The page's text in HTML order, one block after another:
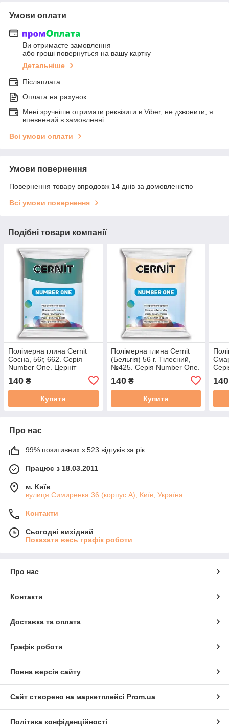
Умови оплати
Ви отримаєте замовлення
або гроші повернуться на вашу картку
Детальніше
Післяплата
Оплата на рахунок
Мені зручніше отримати реквізити в Viber, не дзвонити, я
впевнений в замовленні
Всі умови оплати
Умови повернення
Повернення товару впродовж 14 днів за домовленістю
Всі умови повернення
Подібні товари компанії
Полімерна глина Cernit
Сосна, 56г, 662. Серія
Number One. Церніт
140 ₴
Купити
Полімерна глина Cernit
(Бельгія) 56 г. Тілесний,
№425. Серія Number One.
140₴
Купити
140
Про нас
99% позитивних з 523 відгуків за рік
Працює з 18.03.2011
м. Київ
вулиця Симиренка 36 (корпус А), Київ, Україна
Контакти
Сьогодні вихідний
Показати весь графік роботи
Про нас
Контакти
Доставка та оплата
Графік роботи
Повна версія сайту
Сайт створено на маркетплейсі Prom.ua
Політика конфіденційності